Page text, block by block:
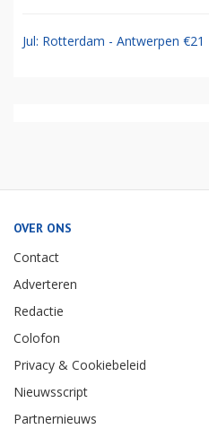
Jul: Rotterdam - Antwerpen €21
OVER ONS
Contact
Adverteren
Redactie
Colofon
Privacy & Cookiebeleid
Nieuwsscript
Partnernieuws